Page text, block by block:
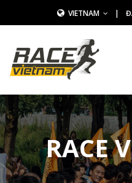
VIETNAM |
RACE